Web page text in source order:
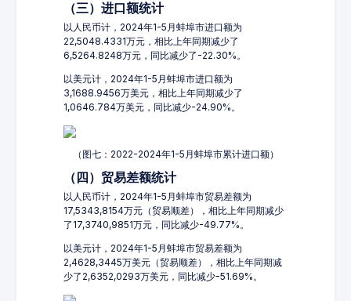
（三）进口额统计
以人民币计，2024年1-5月蚌埠市进口额为
22,5048.4331万元，相比上年同期减少了
6,5264.8248万元，同比减少了-22.30%。
以美元计，2024年1-5月蚌埠市进口额为
3,1688.9456万美元，相比上年同期减少了
1,0646.784万美元，同比减少-24.90%。
（图七：2022-2024年1-5月蚌埠市累计进口额）
（四）贸易差额统计
以人民币计，2024年1-5月蚌埠市贸易差额为
17,5343,8154万元（贸易顺差），相比上年同期减少
了17,3740,9851万元，同比减少-49.77%。
以美元计，2024年1-5月蚌埠市贸易差额为
2,4628,3445万美元（贸易顺差），相比上年同期减
少了2,6352,0293万美元，同比减少-51.69%。